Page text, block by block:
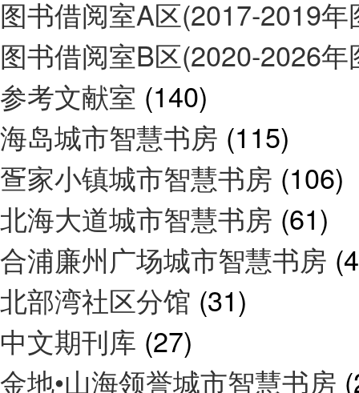
图书借阅室A区(2017-2019
图书借阅室B区(2020-2026
参考文献室 (140)
海岛城市智慧书房 (115)
疍家小镇城市智慧书房 (106)
北海大道城市智慧书房 (61)
合浦廉州广场城市智慧书房
北部湾社区分馆 (31)
中文期刊库 (27)
金地•山海领誉城市智慧书房